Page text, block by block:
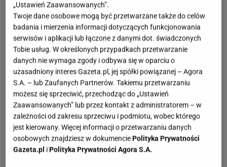
„Ustawień Zaawansowanych”.
Twoje dane osobowe mogą być przetwarzane także do celów
badania i mierzenia informacji dotyczących funkcjonowania
serwisów i aplikacji lub łączone z danymi dot. świadczonych
Tobie usług. W określonych przypadkach przetwarzanie
danych nie wymaga zgody i odbywa się w oparciu o
uzasadniony interes Gazeta.pl, jej spółki powiązanej – Agora
S.A. – lub Zaufanych Partnerów. Takiemu przetwarzaniu
możesz się sprzeciwić, przechodząc do „Ustawień
Zaawansowanych” lub przez kontakt z administratorem – w
zależności od zakresu sprzeciwu i podmiotu, wobec którego
jest kierowany. Więcej informacji o przetwarzaniu danych
osobowych znajdziesz w dokumenciePolityka Prywatności
Gazeta.pl iPolityka Prywatności Agora S.A.